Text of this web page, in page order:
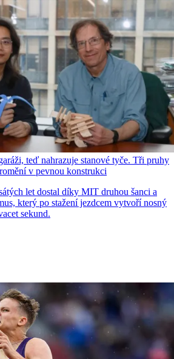
teď nahrazuje stanové tyče. Tři pruhy
v pevnou konstrukci
let dostal díky MIT druhou šanci a
který po stažení jezdcem vytvoří nosný
sekund.